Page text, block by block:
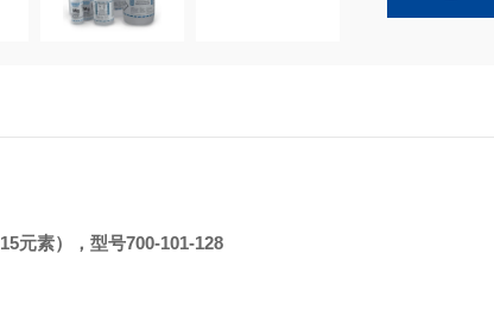
15元素） ，型号700-101-128